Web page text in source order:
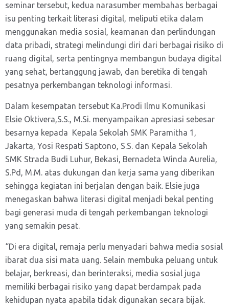
seminar tersebut, kedua narasumber membahas berbagai
isu penting terkait literasi digital, meliputi etika dalam
menggunakan media sosial, keamanan dan perlindungan
data pribadi, strategi melindungi diri dari berbagai risiko di
ruang digital, serta pentingnya membangun budaya digital
yang sehat, bertanggung jawab, dan beretika di tengah
pesatnya perkembangan teknologi informasi.
Dalam kesempatan tersebut Ka.Prodi Ilmu Komunikasi
Elsie Oktivera,S.S., M.Si. menyampaikan apresiasi sebesar
besarnya kepada Kepala Sekolah SMK Paramitha 1,
Jakarta, Yosi Respati Saptono, S.S. dan Kepala Sekolah
SMK Strada Budi Luhur, Bekasi, Bernadeta Winda Aurelia,
S.Pd, M.M. atas dukungan dan kerja sama yang diberikan
sehingga kegiatan ini berjalan dengan baik. Elsie juga
menegaskan bahwa literasi digital menjadi bekal penting
bagi generasi muda di tengah perkembangan teknologi
yang semakin pesat.
“Di era digital, remaja perlu menyadari bahwa media sosial
ibarat dua sisi mata uang. Selain membuka peluang untuk
belajar, berkreasi, dan berinteraksi, media sosial juga
memiliki berbagai risiko yang dapat berdampak pada
kehidupan nyata apabila tidak digunakan secara bijak.